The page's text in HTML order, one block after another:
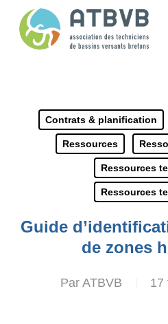
Contrats & planification
Ressources
Ressources
Ressources
Guide
de zones
Par ATBVB 17
Panneau de gestion des